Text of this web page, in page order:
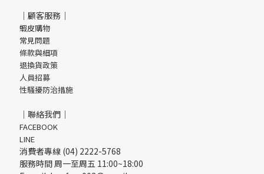
｜顧客服務｜
蝦皮購物
常見問題
條款與細項
退換貨政策
人員招募
性騷擾防治措施
｜聯絡我們｜
FACEBOOK
LINE
消費者專線 (04) 2222-5768
服務時間 周一至周五 11:00~18:00